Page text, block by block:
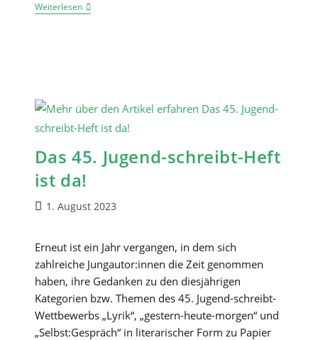
WeiterlesenKreatives
Arbeiten
Das 45. Jugend-schreibt-Heft
ist da!
Beitrag
1. August 2023
Erneut ist ein Jahr vergangen, in dem sich
zahlreiche Jungautor:innen die Zeit genommen
haben, ihre Gedanken zu den diesjährigen
Kategorien bzw. Themen des 45. Jugend-schreibt-
Wettbewerbs „Lyrik“, „gestern-heute-morgen“ und
„Selbst:Gespräch“ in literarischer Form zu Papier